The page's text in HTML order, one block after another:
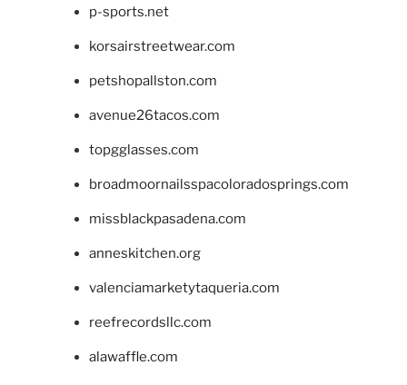
p-sports.net
korsairstreetwear.com
petshopallston.com
avenue26tacos.com
topgglasses.com
broadmoornailsspacoloradosprings.com
missblackpasadena.com
anneskitchen.org
valenciamarketytaqueria.com
reefrecordsllc.com
alawaffle.com